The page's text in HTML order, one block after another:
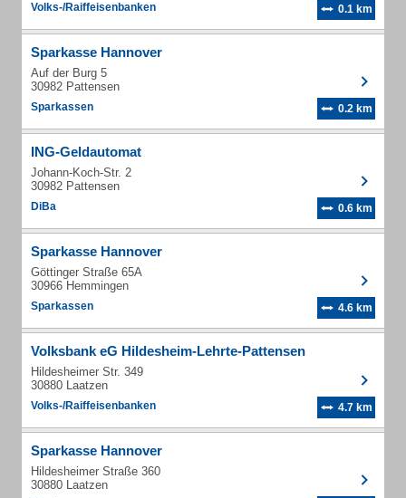
Volks-/Raiffeisenbanken 0.1 km
Sparkasse Hannover
Auf der Burg 5
30982 Pattensen
Sparkassen 0.2 km
ING-Geldautomat
Johann-Koch-Str. 2
30982 Pattensen
DiBa 0.6 km
Sparkasse Hannover
Göttinger Straße 65A
30966 Hemmingen
Sparkassen 4.6 km
Volksbank eG Hildesheim-Lehrte-Pattensen
Hildesheimer Str. 349
30880 Laatzen
Volks-/Raiffeisenbanken 4.7 km
Sparkasse Hannover
Hildesheimer Straße 360
30880 Laatzen